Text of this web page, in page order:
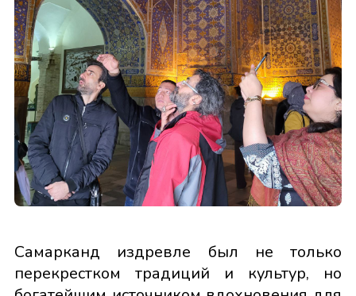
Самарканд издревле был не только
перекрестком традиций и культур, но